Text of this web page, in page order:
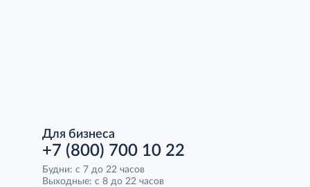
Для бизнеса
+7 (800) 700 10 22
Будни: с 7 до 22 часов
Выходные: с 8 до 22 часов